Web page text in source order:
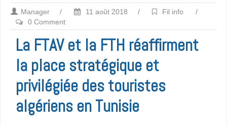
Manager / 11 août 2018 / Fil info
/
0 Comment
La FTAV et la FTH réaffirment
la place stratégique et
privilégiée des touristes
algériens en Tunisie